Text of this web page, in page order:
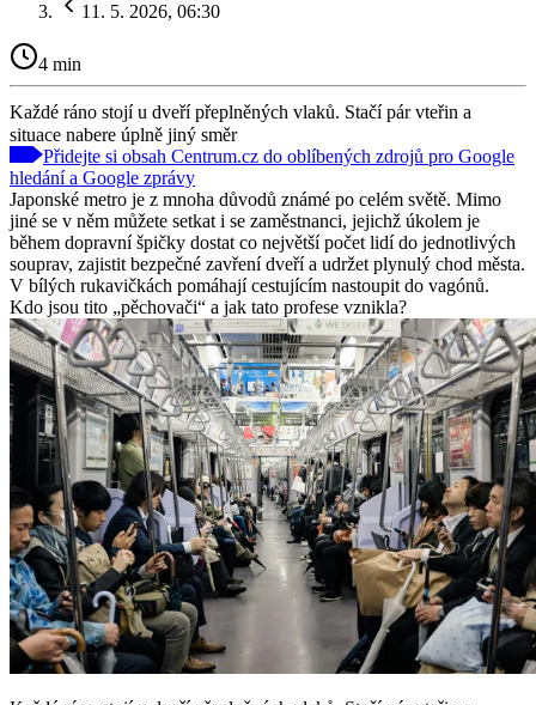
11. 5. 2026, 06:30
4 min
Každé ráno stojí u dveří přeplněných vlaků. Stačí pár vteřin a
situace nabere úplně jiný směr
Přidejte si obsah Centrum.cz do oblíbených zdrojů pro Google
hledání a Google zprávy
Japonské metro je z mnoha důvodů známé po celém světě. Mimo
jiné se v něm můžete setkat i se zaměstnanci, jejichž úkolem je
během dopravní špičky dostat co největší počet lidí do jednotlivých
souprav, zajistit bezpečné zavření dveří a udržet plynulý chod města.
V bílých rukavičkách pomáhají cestujícím nastoupit do vagónů.
Kdo jsou tito „pěchovači“ a jak tato profese vznikla?